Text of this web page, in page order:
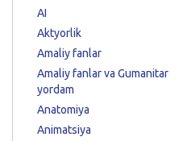
AI
Aktyorlik
Amaliy fanlar
Amaliy fanlar va Gumanitar
yordam
Anatomiya
Animatsiya